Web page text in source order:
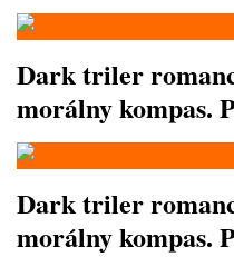
Dark triler
morálny kompas.
Dark triler
morálny kompas.